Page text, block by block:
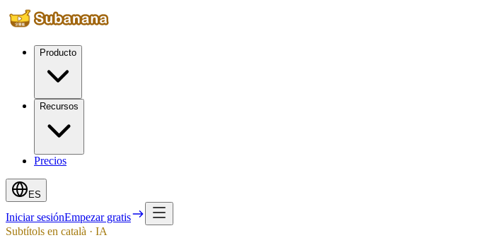
Producto
Recursos
Precios
ES
Iniciar sesiónEmpezar gratis
Subtítols en català · IA